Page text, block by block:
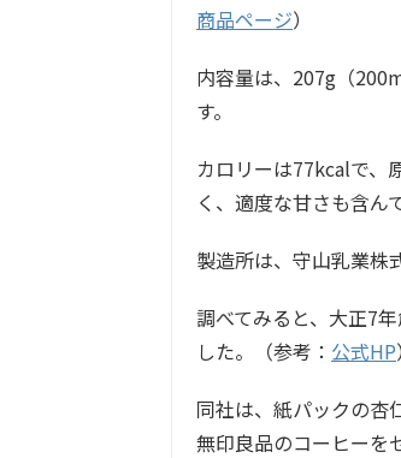
商品ページ）
内容量は、207g（
す。
カロリーは77kcalで、
く、適度な甘さも含ん
製造所は、守山乳業株
調べてみると、大正7
した。（参考： 公式HP）
同社は、紙パックの杏
無印良品のコーヒーを